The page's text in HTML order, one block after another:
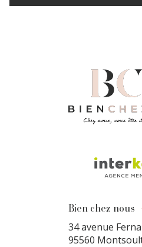
Bien chez nous
34 avenue
95560